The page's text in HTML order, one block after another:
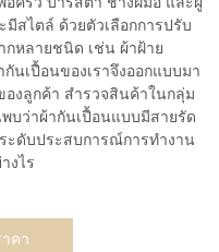
สไตล์ ด้วยตัวเลือกการปรับ
กหลายชนิด เช่น ผ้าฝ้าย
นเปื้อนของเราจึงออกแบบมา
งลูกค้า สำรวจสินค้าในกลุ่ม
ว่าผ้ากันเปื้อนแบบมีสายรัด
ะดับประสบการณ์การทำงาน
งไร
คา